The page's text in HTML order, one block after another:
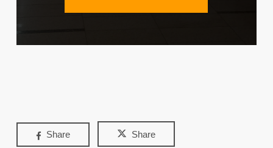
Share Share